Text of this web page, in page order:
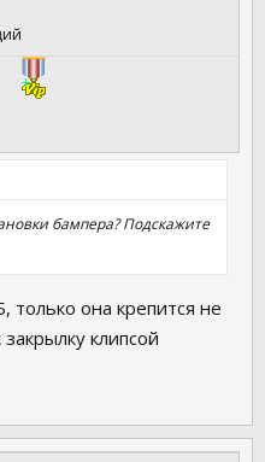
бампера? Подскажите
только она крепится не
клипсой